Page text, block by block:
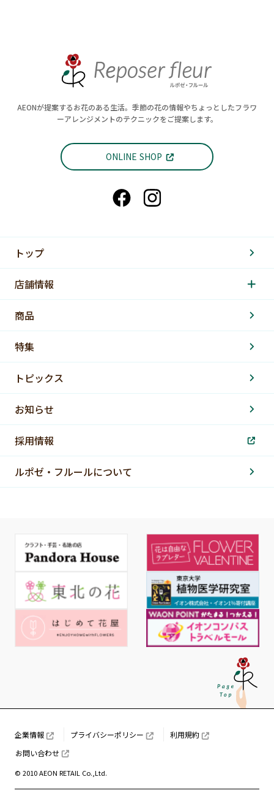
AEONが提案するお花のある生活。季節の花の情報やちょっとしたフラワ
ーアレンジメントのテクニックをご提案します。
ONLINE SHOP
トップ
店舗情報
商品
特集
トピックス
お知らせ
採用情報
ルポゼ・フルールについて
企業情報 プライバシーポリシー
利用規約
お問い合わせ
© 2010 AEON RETAIL Co.,Ltd.